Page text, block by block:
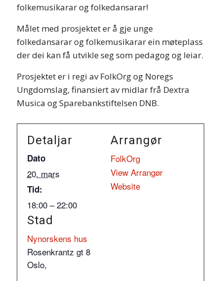
folkemusikarar og folkedansarar!
Målet med prosjektet er å gje unge
folkedansarar og folkemusikarar ein møteplass
der dei kan få utvikle seg som pedagog og leiar.
Prosjektet er i regi av FolkOrg og Noregs
Ungdomslag, finansiert av midlar frå Dextra
Musica og Sparebankstiftelsen DNB.
Detaljar
Dato
20. mars
Tid:
18:00 – 22:00
Stad
Nynorskens hus
Rosenkrantz gt 8
Oslo,
Arrangør
FolkOrg
View Arrangør
Website